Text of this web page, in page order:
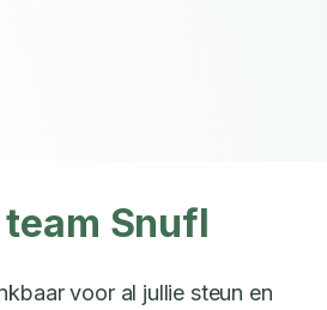
Snufl
voor al jullie steun en